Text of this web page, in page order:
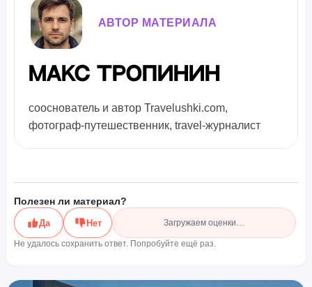
АВТОР МАТЕРИАЛА
Макс Тропинин
сооснователь и автор Travelushki.com,
фотограф-путешественник, travel-журналист
Полезен ли материал?
Да Нет Загружаем оценки…
Не удалось сохранить ответ. Попробуйте ещё раз.